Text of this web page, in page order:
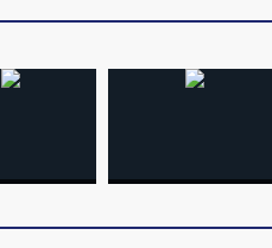
万
3种
度Z世代 用街头抗争将教
博